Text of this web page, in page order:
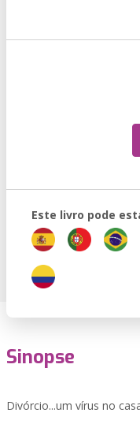
Este livro pode
Sinopse
Divórcio...um vírus no